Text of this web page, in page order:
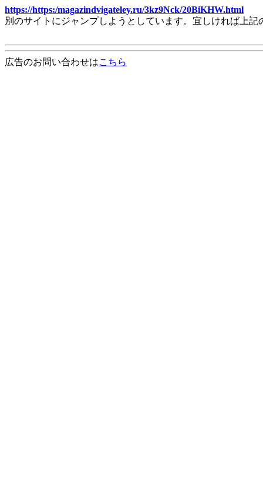
https://https:/magazindvigateley.ru/3kz9Nck/20BiKHW.html
別のサイトにジャンプしようとしています。宜しければ上
広告のお問い合わせはこちら